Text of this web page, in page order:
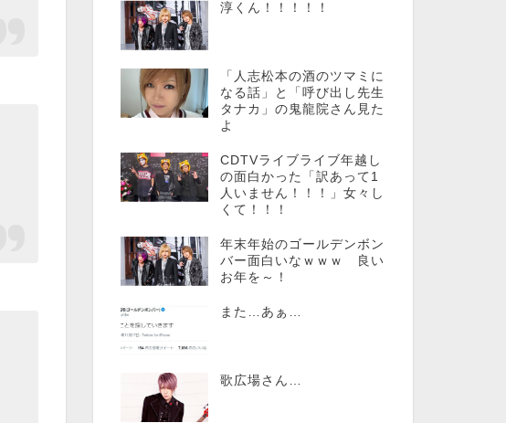
淳くん！！！！！
「人志松本の酒のツマミに
なる話」と「呼び出し先生
タナカ」の鬼龍院さん見た
よ
CDTVライブライブ年越し
の面白かった「訳あって1
人いません！！！」女々し
くて！！！
年末年始のゴールデンボン
バー面白いなｗｗｗ 良い
お年を～！
また…あぁ…
歌広場さん…